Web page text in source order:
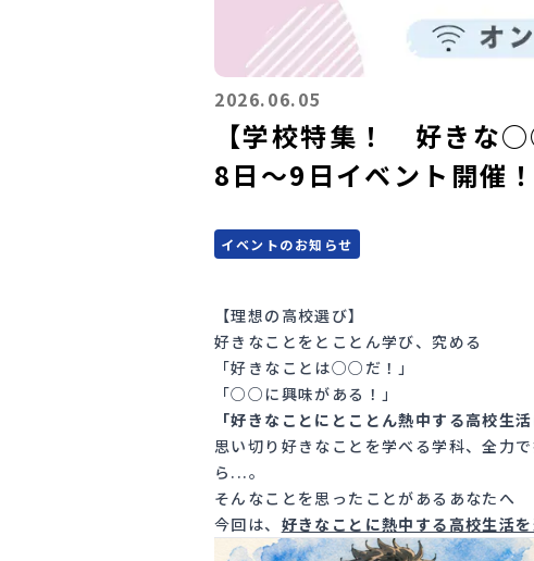
2026.06.05
【学校特集！ 好きな
8日～9日イベント開催！
イベントのお知らせ
【理想の高校選び】
好きなことをとことん学び、究める
「好きなことは○○だ！」
「○○に興味がある！」
「好きなことにとことん熱中する高校生活
思い切り好きなことを学べる学科、全力
ら...。
そんなことを思ったことがあるあなたへ
今回は、 好きなことに熱中する高校生活